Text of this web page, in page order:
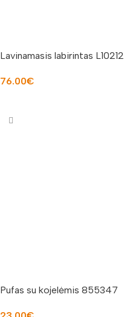
Lavinamasis labirintas L10212
76.00€
Pufas su kojelėmis 855347